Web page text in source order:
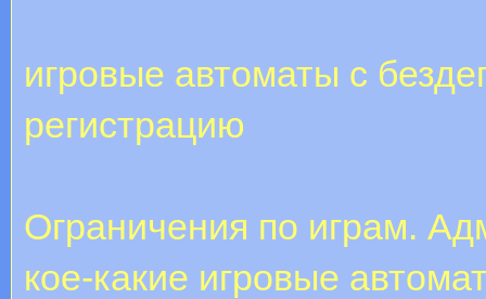
игровые автоматы с
регистрацию
Ограничения по играм.
кое-какие игровые